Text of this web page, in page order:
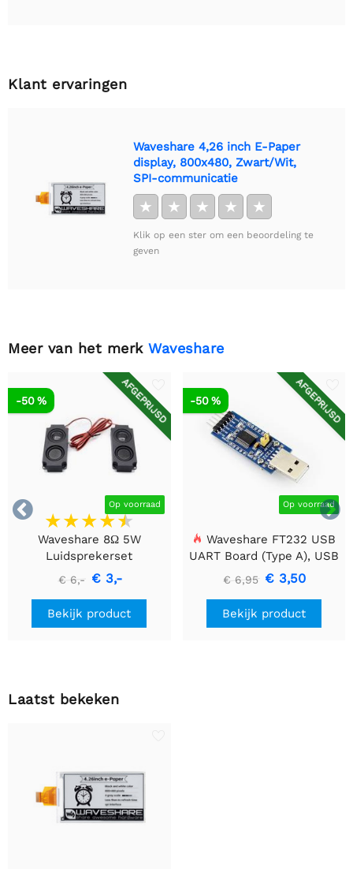
Klant ervaringen
Waveshare 4,26 inch E-Paper
display, 800x480, Zwart/Wit,
SPI-communicatie
★ ★ ★ ★ ★
Klik op een ster om een beoordeling te
geven
Meer van het merk Waveshare


AFGEPRIJSD
Op voorraad
-50 %
Waveshare 8Ω 5W
Luidsprekerset
€ 6,- € 3,-
Bekijk product
AFGEPRIJSD
Op voorraad
-50 %
Waveshare FT232 USB
UART Board (Type A), USB
naar TTL (UART)
Communicatiemodule
€ 6,95 € 3,50
Bekijk product
Laatst bekeken